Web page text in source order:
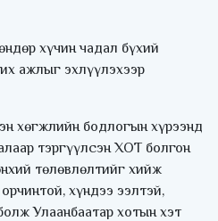
хүчин чадал бүхий
ажлыг эхлүүлэхээр
хөгжлийн бодлогын хүрээнд
тэргүүлсэн ХОТ болгон
төлөвлөлтийг хийж
хүндээ ээлтэй,
Улаанбаатар хотын хэт